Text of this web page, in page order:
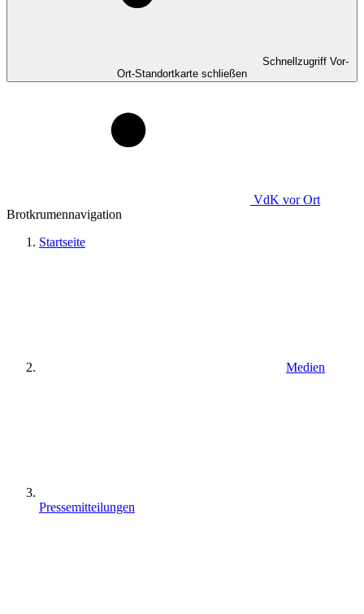
Schnellzugriff Vor-
Ort-Standortkarte schließen
VdK vor Ort
Brotkrumennavigation
Startseite
Medien
Pressemitteilungen